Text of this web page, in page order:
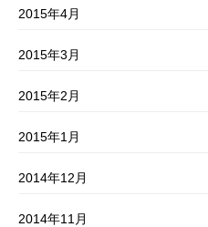
2015年4月
2015年3月
2015年2月
2015年1月
2014年12月
2014年11月